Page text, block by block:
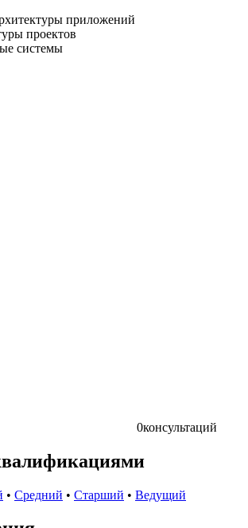
приложений
проектов
системы
0консультаций
• Средний • Старший • Ведущий